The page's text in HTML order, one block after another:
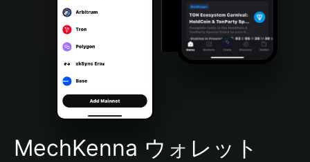
Bahasa Indonesia
Português (Brasil)
Español (Argentina)
MechKenna ウォレット